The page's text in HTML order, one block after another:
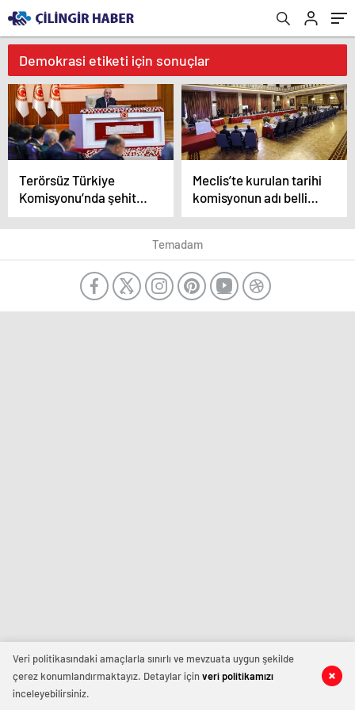
Demokrasi etiketi için sonuçlar
Terörsüz Türkiye
Komisyonu’nda şehit
yakınları ve gaziler
dinlenecek
Meclis’te kurulan tarihi
komisyonun adı belli
oldu
Temadam
Veri politikasındaki amaçlarla sınırlı ve mevzuata uygun şekilde
çerez konumlandırmaktayız. Detaylar içinveri politikamızı
inceleyebilirsiniz.